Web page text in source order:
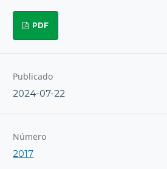
PDF
Publicado
2024-07-22
Número
2017